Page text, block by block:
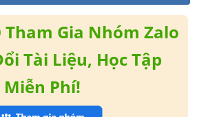
Tham Gia Nhóm Zalo
Tài Liệu, Học Tập
Miễn Phí!